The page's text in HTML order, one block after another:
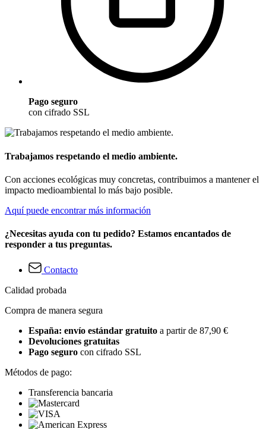
Pago seguro
con cifrado SSL
Trabajamos respetando el medio ambiente.
Con acciones ecológicas muy concretas, contribuimos a mantener el
impacto medioambiental lo más bajo posible.
Aquí puede encontrar más información
¿Necesitas ayuda con tu pedido? Estamos encantados de
responder a tus preguntas.
Contacto
Calidad probada
Compra de manera segura
España: envío estándar gratuito a partir de 87,90 €
Devoluciones gratuitas
Pago seguro con cifrado SSL
Métodos de pago:
Transferencia bancaria